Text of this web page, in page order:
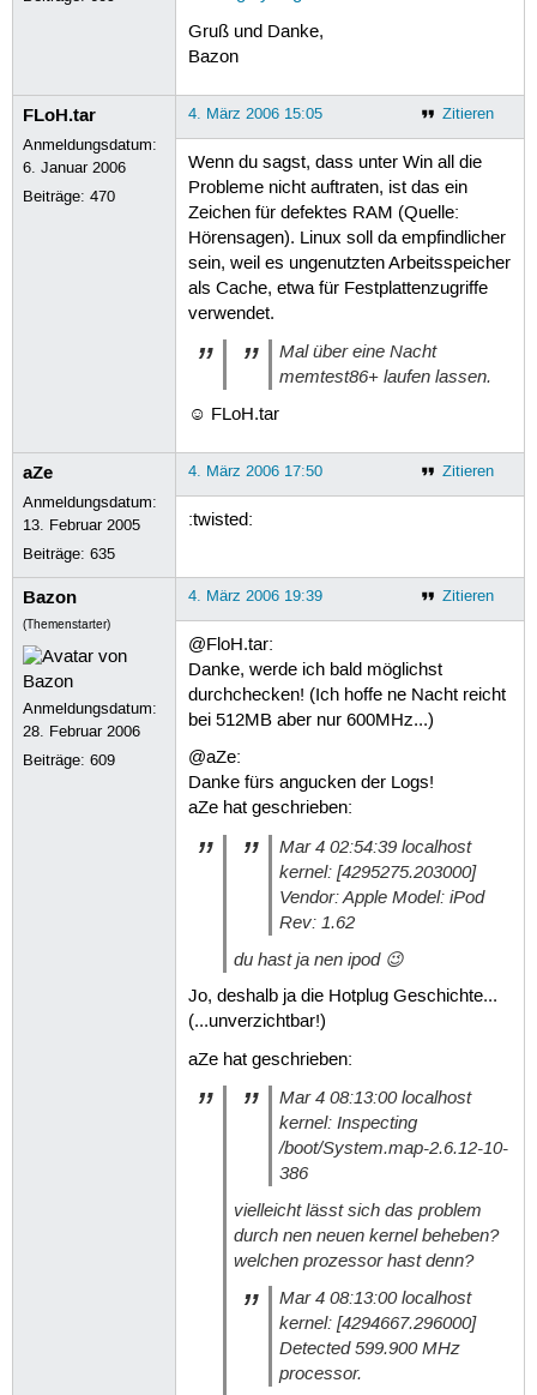
Gruß und Danke,
Bazon
FLoH.tar
Anmeldungsdatum:
6. Januar 2006
Beiträge:470
Zitieren
4. März 2006 15:05
Wenn du sagst, dass unter Win all die
Probleme nicht auftraten, ist das ein
Zeichen für defektes RAM (Quelle:
Hörensagen). Linux soll da empfindlicher
sein, weil es ungenutzten Arbeitsspeicher
als Cache, etwa für Festplattenzugriffe
verwendet.
Mal über eine Nacht
memtest86+ laufen lassen.
☺ FLoH.tar
aZe
Anmeldungsdatum:
13. Februar 2005
Beiträge:635
Zitieren
4. März 2006 17:50
:twisted:
Bazon
(Themenstarter)
Anmeldungsdatum:
28. Februar 2006
Beiträge:609
Zitieren
4. März 2006 19:39
@FloH.tar:
Danke, werde ich bald möglichst
durchchecken! (Ich hoffe ne Nacht reicht
bei 512MB aber nur 600MHz...)
@aZe:
Danke fürs angucken der Logs!
aZe hat geschrieben:
Mar 4 02:54:39 localhost
kernel: [4295275.203000]
Vendor: Apple Model: iPod
Rev: 1.62
du hast ja nen ipod 😉
Jo, deshalb ja die Hotplug Geschichte...
(...unverzichtbar!)
aZe hat geschrieben:
Mar 4 08:13:00 localhost
kernel: Inspecting
/boot/System.map-2.6.12-10-
386
vielleicht lässt sich das problem
durch nen neuen kernel beheben?
welchen prozessor hast denn?
Mar 4 08:13:00 localhost
kernel: [4294667.296000]
Detected 599.900 MHz
processor.